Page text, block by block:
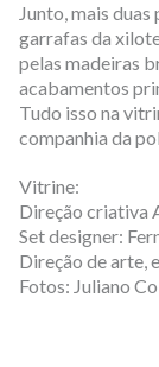
Junto, mais duas
garrafas da
pelas madeiras
acabamentos
Tudo isso na
companhia da
Vitrine:
Direção criativa
Set designer:
Direção de arte,
Fotos: Juliano